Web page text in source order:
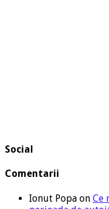
Social
Comentarii
Ionut Popa on Ce